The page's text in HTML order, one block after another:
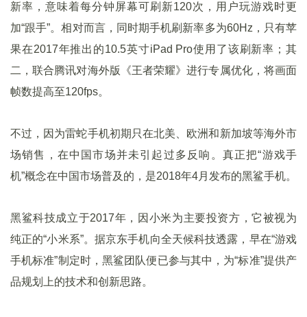
新率，意味着每分钟屏幕可刷新120次，用户玩游戏时更
加“跟手”。相对而言，同时期手机刷新率多为60Hz，只有苹
果在2017年推出的10.5英寸iPad Pro使用了该刷新率；其
二，联合腾讯对海外版《王者荣耀》进行专属优化，将画面
帧数提高至120fps。
不过，因为雷蛇手机初期只在北美、欧洲和新加坡等海外市
场销售，在中国市场并未引起过多反响。真正把“游戏手
机”概念在中国市场普及的，是2018年4月发布的黑鲨手机。
黑鲨科技成立于2017年，因小米为主要投资方，它被视为
纯正的“小米系”。据京东手机向全天候科技透露，早在“游戏
手机标准”制定时，黑鲨团队便已参与其中，为“标准”提供产
品规划上的技术和创新思路。